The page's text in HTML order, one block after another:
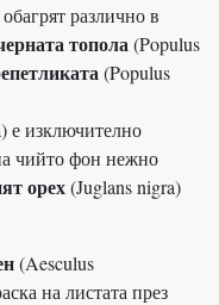
различно в
топола(Populus
(Populus
е изключително
чийто фон нежно
орех(Juglans nigra)
(Aesculus
на листата през